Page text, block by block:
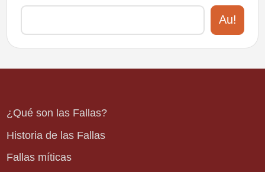
Au!
¿Qué son las Fallas?
Historia de las Fallas
Fallas míticas